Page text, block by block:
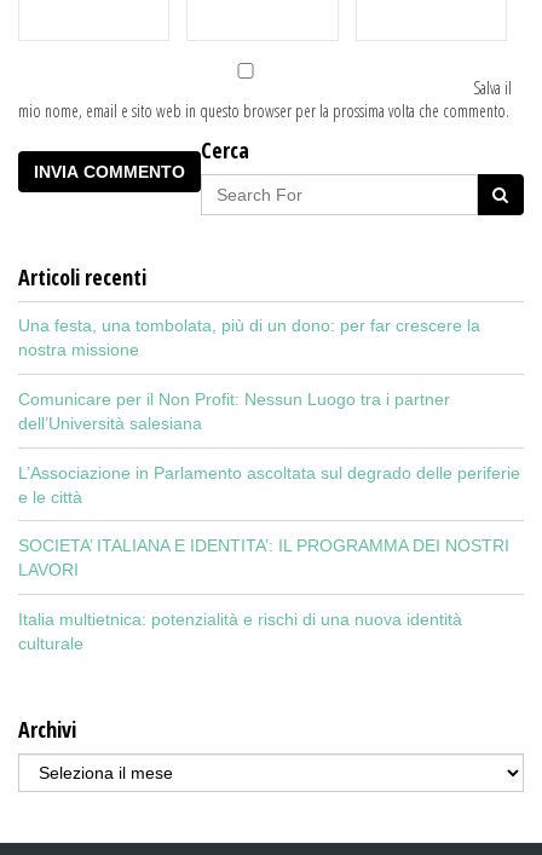
Salva il
mio nome, email e sito web in questo browser per la prossima volta che commento.
Cerca
Articoli recenti
Una festa, una tombolata, più di un dono: per far crescere la
nostra missione
Comunicare per il Non Profit: Nessun Luogo tra i partner
dell’Università salesiana
L’Associazione in Parlamento ascoltata sul degrado delle periferie
e le città
SOCIETA’ ITALIANA E IDENTITA’: IL PROGRAMMA DEI NOSTRI
LAVORI
Italia multietnica: potenzialità e rischi di una nuova identità
culturale
Archivi
Archivi